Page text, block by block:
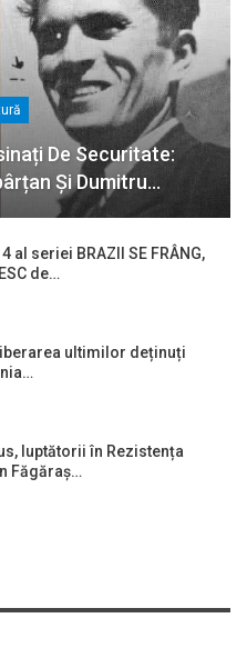
De Securitate:
Și Dumitru…
al seriei BRAZII SE FRÂNG,
de…
ultimilor deținuți
luptătorii în Rezistența
Făgăraș…